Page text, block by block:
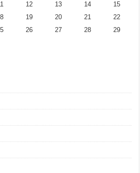
12 13 14
15
19 20 21
22
26 27 28
29